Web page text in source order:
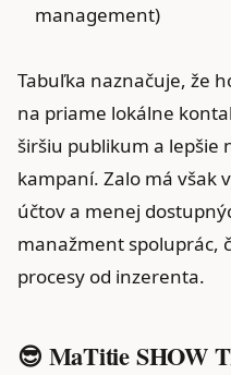
management)
Tabuľka naznačuje, že
na priame lokálne
širšiu publikum a lepšie
kampaní. Zalo má však
účtov a menej
manažment spoluprác,
procesy od inzerenta.
😎 MaTitie SHOW